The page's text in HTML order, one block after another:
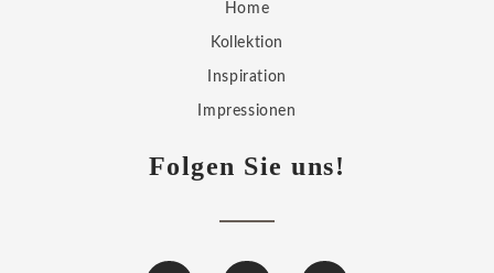
Home
Kollektion
Inspiration
Impressionen
Folgen Sie uns!